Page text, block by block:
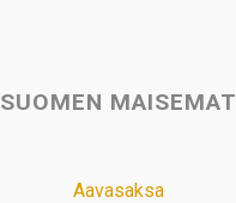
SUOMEN MAISEMAT
Aavasaksa